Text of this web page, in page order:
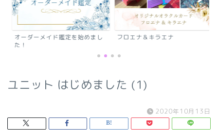
鑑定を始めまし フロエナ＆キラエナ
鶴峯もつこオリ
ユニット はじめました (1)
2020年10月13日